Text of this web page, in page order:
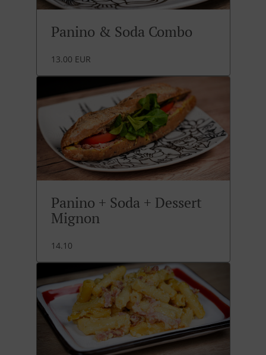
Panino & Soda Combo
13.00 EUR
Panino + Soda + Dessert
Mignon
14.10